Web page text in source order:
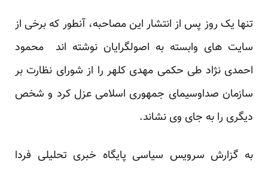
تنها یک روز پس از انتشار این مصاحبه، آنطور که برخی از
سایت های وابسته به اصولگرایان نوشته اند محمود
احمدی نژاد طی حکمی مهدی کلهر را از شورای نظارت بر
سازمان صداوسیمای جمهوری اسلامی عزل کرد و شخص
دیگری را به جای وی نشاند.
به گزارش سرویس سیاسی پایگاه خبری تحلیلی فردا